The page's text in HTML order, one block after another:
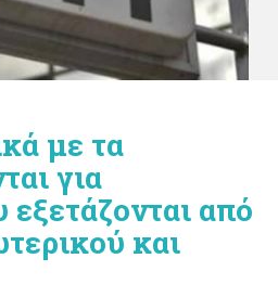
με τα
για
από
και